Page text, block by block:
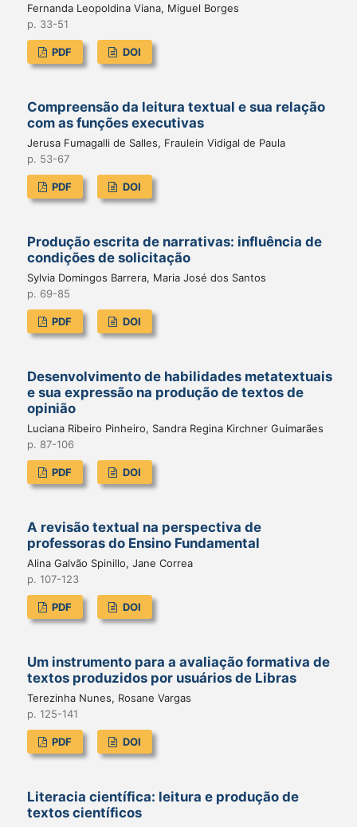
Fernanda Leopoldina Viana, Miguel Borges
p. 33-51
PDF DOI
Compreensão da leitura textual e sua relação
com as funções executivas
Jerusa Fumagalli de Salles, Fraulein Vidigal de Paula
p. 53-67
PDF DOI
Produção escrita de narrativas: influência de
condições de solicitação
Sylvia Domingos Barrera, Maria José dos Santos
p. 69-85
PDF DOI
Desenvolvimento de habilidades metatextuais
e sua expressão na produção de textos de
opinião
Luciana Ribeiro Pinheiro, Sandra Regina Kirchner Guimarães
p. 87-106
PDF DOI
A revisão textual na perspectiva de
professoras do Ensino Fundamental
Alina Galvão Spinillo, Jane Correa
p. 107-123
PDF DOI
Um instrumento para a avaliação formativa de
textos produzidos por usuários de Libras
Terezinha Nunes, Rosane Vargas
p. 125-141
PDF DOI
Literacia científica: leitura e produção de
textos científicos